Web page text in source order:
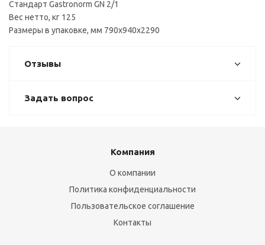
Стандарт Gastronorm GN 2/1
Вес нетто, кг 125
Размеры в упаковке, мм 790х940х2290
Отзывы
Задать вопрос
Компания
О компании
Политика конфиденциальности
Пользовательское соглашение
Контакты